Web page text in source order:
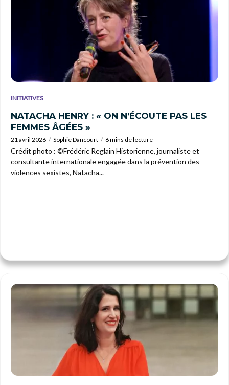
INITIATIVES
NATACHA HENRY : « ON N’ÉCOUTE PAS LES
FEMMES ÂGÉES »
21 avril 2026 Sophie Dancourt 6 mins de lecture
Crédit photo : ©Frédéric Reglain Historienne, journaliste et
consultante internationale engagée dans la prévention des
violences sexistes, Natacha...